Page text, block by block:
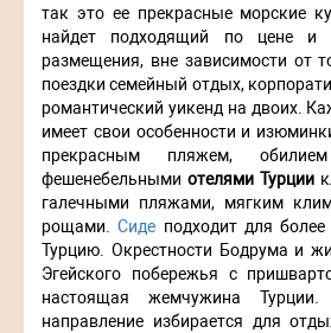
так это ее прекрасные морские
найдет подходящий по цене и
размещения, вне зависимости от
поездки семейный отдых,
романтический уикенд на двоих.
имеет свои особенности и
прекрасным пляжем,
фешенебельными отелями Турции
галечными пляжами, мягким
рощами.Сиде подходит для
Турцию. Окрестности Бодрума и
Эгейского побережья с
настоящая жемчужина
направление избирается для